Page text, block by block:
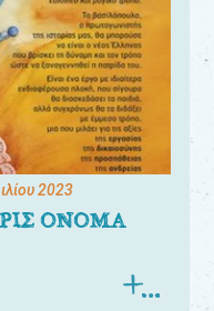
2023
ΟΝΟΜΑ